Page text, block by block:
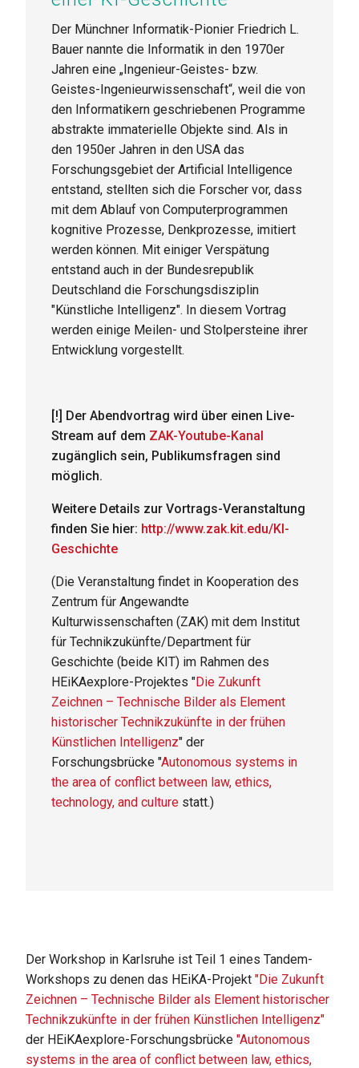
Der Münchner Informatik-Pionier Friedrich L.
Bauer nannte die Informatik in den 1970er
Jahren eine „Ingenieur-Geistes- bzw.
Geistes-Ingenieurwissenschaft“, weil die von
den Informatikern geschriebenen Programme
abstrakte immaterielle Objekte sind. Als in
den 1950er Jahren in den USA das
Forschungsgebiet der Artificial Intelligence
entstand, stellten sich die Forscher vor, dass
mit dem Ablauf von Computerprogrammen
kognitive Prozesse, Denkprozesse, imitiert
werden können. Mit einiger Verspätung
entstand auch in der Bundesrepublik
Deutschland die Forschungsdisziplin
"Künstliche Intelligenz". In diesem Vortrag
werden einige Meilen- und Stolpersteine ihrer
Entwicklung vorgestellt.
[!] Der Abendvortrag wird über einen Live-
Stream auf dem ZAK-Youtube-Kanal
zugänglich sein, Publikumsfragen sind
möglich.
Weitere Details zur Vortrags-Veranstaltung
finden Sie hier: http://www.zak.kit.edu/KI-
Geschichte
(Die Veranstaltung findet in Kooperation des
Zentrum für Angewandte
Kulturwissenschaften (ZAK) mit dem Institut
für Technikzukünfte/Department für
Geschichte (beide KIT) im Rahmen des
HEiKAexplore-Projektes "Die Zukunft
Zeichnen – Technische Bilder als Element
historischer Technikzukünfte in der frühen
Künstlichen Intelligenz" der
Forschungsbrücke "Autonomous systems in
the area of conflict between law, ethics,
technology, and culture statt.)
Der Workshop in Karlsruhe ist Teil 1 eines Tandem-
Workshops zu denen das HEiKA-Projekt "Die Zukunft
Zeichnen – Technische Bilder als Element historischer
Technikzukünfte in der frühen Künstlichen Intelligenz"
der HEiKAexplore-Forschungsbrücke "Autonomous
systems in the area of conflict between law, ethics,